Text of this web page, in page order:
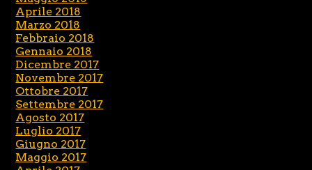
Aprile 2018
Marzo 2018
Febbraio 2018
Gennaio 2018
Dicembre 2017
Novembre 2017
Ottobre 2017
Settembre 2017
Agosto 2017
Luglio 2017
Giugno 2017
Maggio 2017